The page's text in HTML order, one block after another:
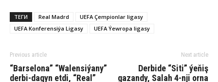
ТЕГИ Real Madrd
UEFA Çempionlar ligasy
UEFA Konferensiýa Ligasy
UEFA Ýewropa ligasy
Previous article
“Barselona” “Walensiýany”
derbi-dagyn etdi, “Real”
Next article
Derbide “Siti” ýeňiş
gazandy, Salah 4-nji orna